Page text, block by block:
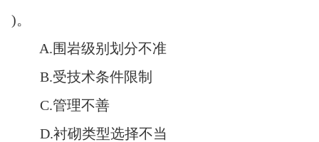
)。
A.围岩级别划分不准
B.受技术条件限制
C.管理不善
D.衬砌类型选择不当